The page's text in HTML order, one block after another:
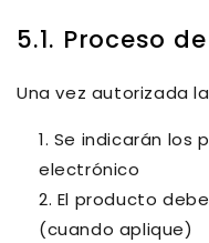
5.1. Proceso
Una vez autorizada
Se indicarán los
electrónico
El producto
(cuando aplique)